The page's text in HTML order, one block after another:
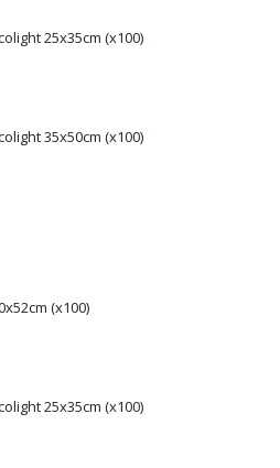
25x35cm (x100)
35x50cm (x100)
(x100)
25x35cm (x100)